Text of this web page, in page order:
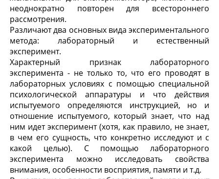
неоднократно повторен для всестороннего
рассмотрения.
Различают два основных вида экспериментального
метода: лабораторный и естественный
эксперимент.
Характерный признак лабораторного
эксперимента - не только то, что его проводят в
лабораторных условиях с по­мощью специальной
психологической аппаратуры и что дей­ствия
испытуемого определяются инструкцией, но и
отноше­ние испытуемого, который знает, что над
ним идет экспери­мент (хотя, как правило, не знает,
в чем его сущность, что конкретно исследуют и с
какой целью). С помощью лабора­торного
эксперимента можно исследовать свойства
внимания, особенности восприятия, памяти и т.д.